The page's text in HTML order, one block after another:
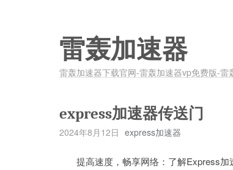
雷轰加速器
雷轰加速器下载官网-雷轰加速器vp免费版-雷
express加速器传送门
2024年8月12日 express加速器
提高速度，畅享网络：了解Express加